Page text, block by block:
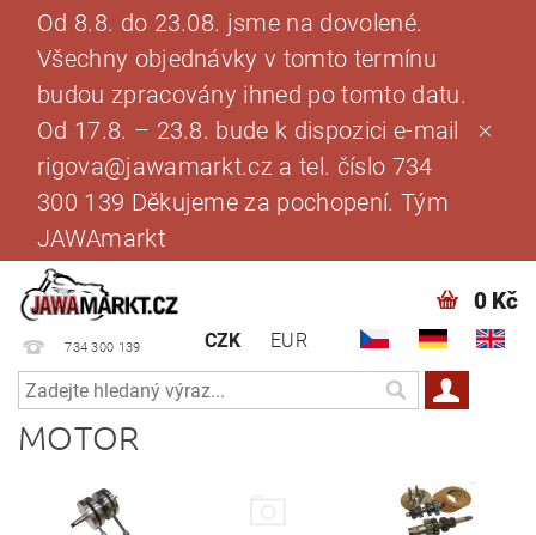
Od 8.8. do 23.08. jsme na dovolené.
Všechny objednávky v tomto termínu
budou zpracovány ihned po tomto datu.
Od 17.8. – 23.8. bude k dispozici e-mail
rigova@jawamarkt.cz a tel. číslo 734
300 139 Děkujeme za pochopení. Tým
JAWAmarkt
734 300 139 CZK EUR
0 Kč
MOTOR